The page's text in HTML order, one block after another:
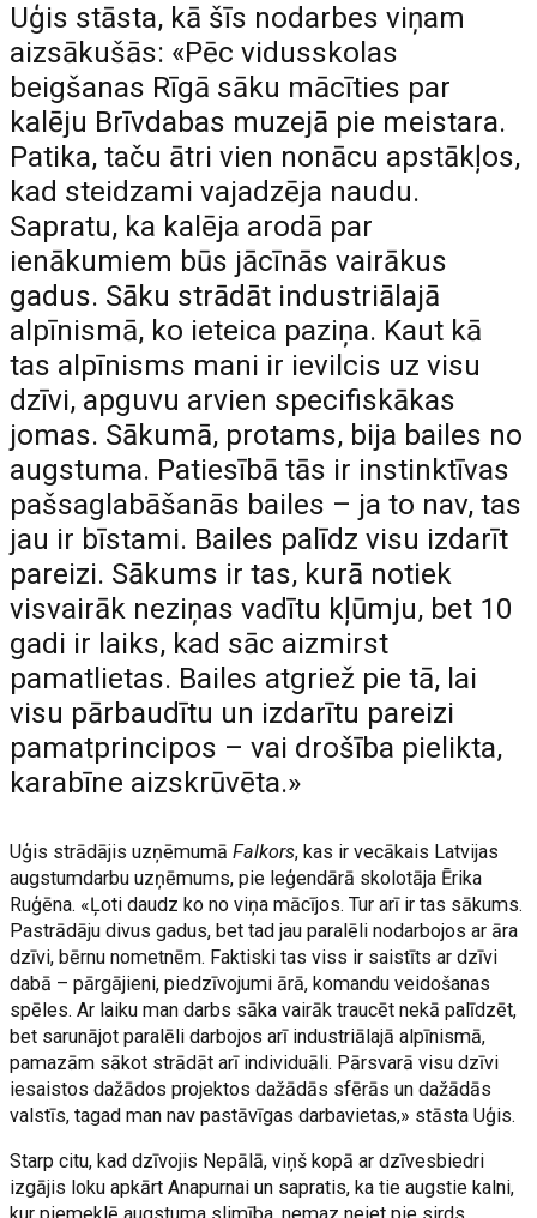
Uģis stāsta, kā šīs nodarbes viņam
aizsākušās: «Pēc vidusskolas
beigšanas Rīgā sāku mācīties par
kalēju Brīvdabas muzejā pie meistara.
Patika, taču ātri vien nonācu apstākļos,
kad steidzami vajadzēja naudu.
Sapratu, ka kalēja arodā par
ienākumiem būs jācīnās vairākus
gadus. Sāku strādāt industriālajā
alpīnismā, ko ieteica paziņa. Kaut kā
tas alpīnisms mani ir ievilcis uz visu
dzīvi, apguvu arvien specifiskākas
jomas. Sākumā, protams, bija bailes no
augstuma. Patiesībā tās ir instinktīvas
pašsaglabāšanās bailes – ja to nav, tas
jau ir bīstami. Bailes palīdz visu izdarīt
pareizi. Sākums ir tas, kurā notiek
visvairāk neziņas vadītu kļūmju, bet 10
gadi ir laiks, kad sāc aizmirst
pamatlietas. Bailes atgriež pie tā, lai
visu pārbaudītu un izdarītu pareizi
pamatprincipos – vai drošība pielikta,
karabīne aizskrūvēta.»
Uģis strādājis uzņēmumāFalkors, kas ir vecākais Latvijas
augstumdarbu uzņēmums, pie leģendārā skolotāja Ērika
Ruģēna. «Ļoti daudz ko no viņa mācījos. Tur arī ir tas sākums.
Pastrādāju divus gadus, bet tad jau paralēli nodarbojos ar āra
dzīvi, bērnu nometnēm. Faktiski tas viss ir saistīts ar dzīvi
dabā – pārgājieni, piedzīvojumi ārā, komandu veidošanas
spēles. Ar laiku man darbs sāka vairāk traucēt nekā palīdzēt,
bet sarunājot paralēli darbojos arī industriālajā alpīnismā,
pamazām sākot strādāt arī individuāli. Pārsvarā visu dzīvi
iesaistos dažādos projektos dažādās sfērās un dažādās
valstīs, tagad man nav pastāvīgas darbavietas,» stāsta Uģis.
Starp citu, kad dzīvojis Nepālā, viņš kopā ar dzīvesbiedri
izgājis loku apkārt Anapurnai un sapratis, ka tie augstie kalni,